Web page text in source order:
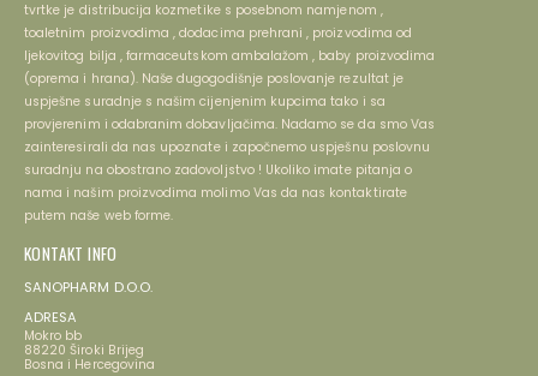
tvrtke je distribucija kozmetike s posebnom namjenom ,
toaletnim proizvodima , dodacima prehrani , proizvodima od
ljekovitog bilja , farmaceutskom ambalažom , baby proizvodima
(oprema i hrana). Naše dugogodišnje poslovanje rezultat je
uspješne suradnje s našim cijenjenim kupcima tako i sa
provjerenim i odabranim dobavljačima. Nadamo se da smo Vas
zainteresirali da nas upoznate i započnemo uspješnu poslovnu
suradnju na obostrano zadovoljstvo ! Ukoliko imate pitanja o
nama i našim proizvodima molimo Vas da nas kontaktirate
putem naše web forme.
KONTAKT INFO
SANOPHARM D.O.O.
ADRESA
Mokro bb
88220 Široki Brijeg
Bosna i Hercegovina